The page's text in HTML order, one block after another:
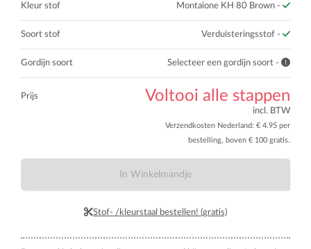
Kleur stof Montaione KH 80 Brown -
Soort stof Verduisteringsstof -
Gordijn soort Selecteer een gordijn soort -
Prijs Voltooi alle stappen
incl. BTW
Verzendkosten Nederland: € 4.95 per
bestelling, boven € 100 gratis.
In Winkelmandje
Stof- /kleurstaal bestellen! (gratis)